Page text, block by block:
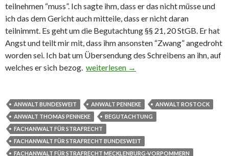
teilnehmen “muss”. Ich sagte ihm, dass er das nicht müsse und
ich das dem Gericht auch mitteile, dass er nicht daran
teilnimmt. Es geht um die Begutachtung §§ 21, 20 StGB. Er hat
Angst und teilt mir mit, dass ihm ansonsten “Zwang” angedroht
worden sei. Ich bat um Übersendung des Schreibens an ihn, auf
welches er sich bezog. Bitte oder Vorführung?
weiterlesen →
ANWALT BUNDESWEIT ANWALT PENNEKE
ANWALT ROSTOCK
ANWALT THOMAS PENNEKE
BEGUTACHTUNG
FACHANWALT FÜR STRAFRECHT
FACHANWALT FÜR STRAFRECHT BUNDESWEIT
FACHANWALT FÜR STRAFRECHT MECKLENBURG-VORPOMMERN